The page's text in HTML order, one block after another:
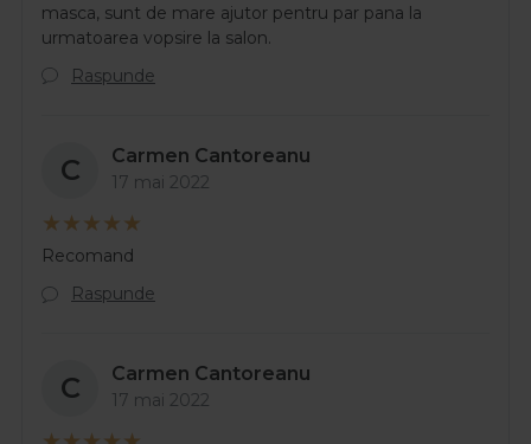
masca, sunt de mare ajutor pentru par pana la
urmatoarea vopsire la salon.
Raspunde
C Carmen Cantoreanu
17 mai 2022
Recomand
Raspunde
C Carmen Cantoreanu
17 mai 2022